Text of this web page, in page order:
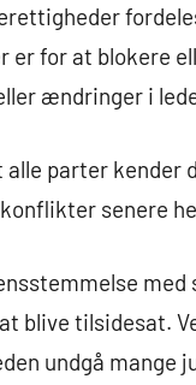
for at blokere
ændringer i
parter kender
senere
blive tilsidesat.
undgå mange